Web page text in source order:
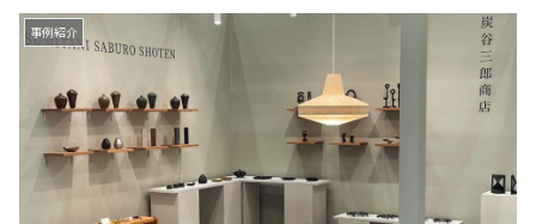
事例紹介